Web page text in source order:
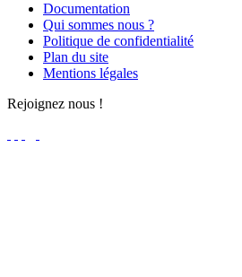
Documentation
Qui sommes nous ?
Politique de confidentialité
Plan du site
Mentions légales
Rejoignez nous !